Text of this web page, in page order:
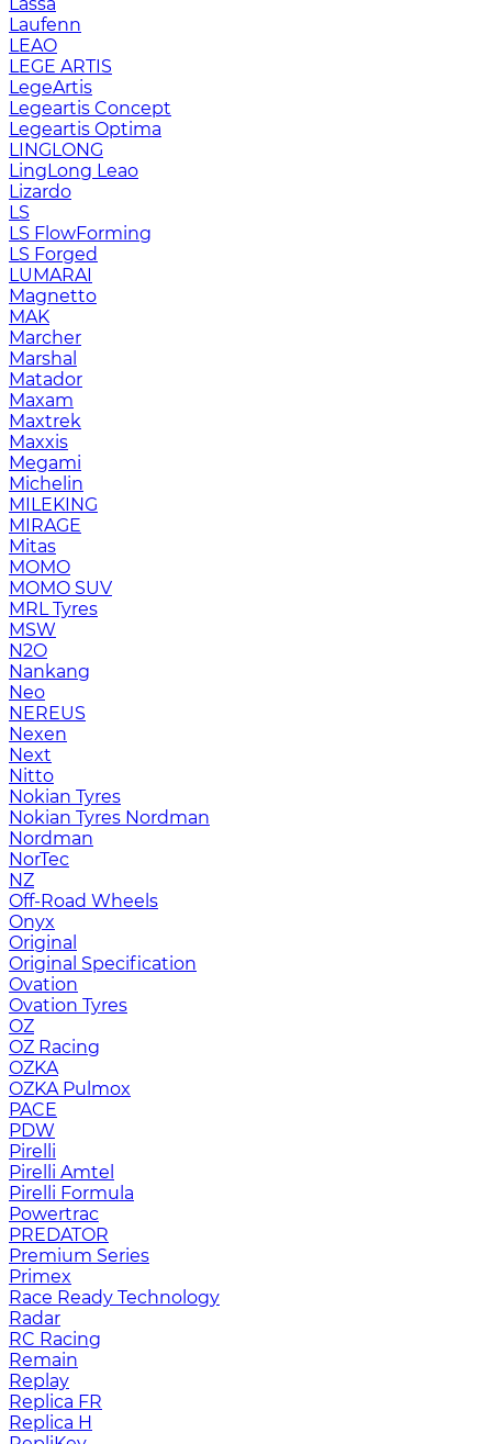
Laufenn
LEAO
LEGE ARTIS
LegeArtis
Legeartis Concept
Legeartis Optima
LINGLONG
LingLong Leao
Lizardo
LS
LS FlowForming
LS Forged
LUMARAI
Magnetto
MAK
Marcher
Marshal
Matador
Maxam
Maxtrek
Maxxis
Megami
Michelin
MILEKING
MIRAGE
Mitas
MOMO
MOMO SUV
MRL Tyres
MSW
N2O
Nankang
Neo
NEREUS
Nexen
Next
Nitto
Nokian Tyres
Nokian Tyres Nordman
Nordman
NorTec
NZ
Off-Road Wheels
Onyx
Original
Original Specification
Ovation
Ovation Tyres
OZ
OZ Racing
OZKA
OZKA Pulmox
PACE
PDW
Pirelli
Pirelli Amtel
Pirelli Formula
Powertrac
PREDATOR
Premium Series
Primex
Race Ready Technology
Radar
RC Racing
Remain
Replay
Replica FR
Replica H